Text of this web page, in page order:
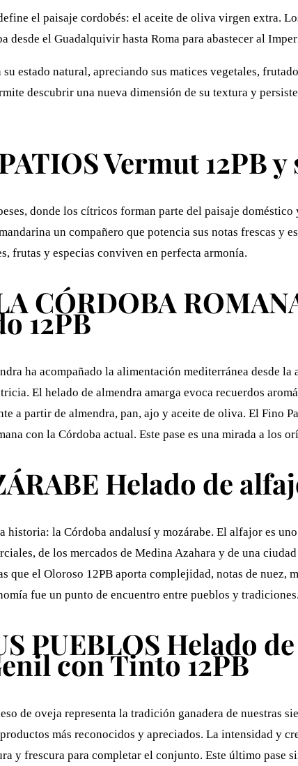
el paisaje cordobés: el aceite de oliva virgen extra.
desde el Guadalquivir hasta Roma para abastecer al
estado natural, apreciando sus matices vegetales,
descubrir una nueva dimensión de su textura y
Vermut 12PB
donde los cítricos forman parte del paisaje
un compañero que potencia sus notas frescas y
frutas y especias conviven en perfecta armonía.
CÓRDOBA
12PB
ha acompañado la alimentación mediterránea desde
El helado de almendra amarga evoca recuerdos
a partir de almendra, pan, ajo y aceite de oliva. El Fino
con la Córdoba actual. Este pase es una mirada a los
Helado de
historia: la Córdoba andalusí y mozárabe. El alfajor es
de los mercados de Medina Azahara y de una
que el Oloroso 12PB aporta complejidad, notas de nuez,
fue un punto de encuentro entre pueblos y tradiciones.
PUEBLOS Helado
con Tinto 12PB
de oveja representa la tradición ganadera de nuestras
más reconocidos y apreciados. La intensidad y
y frescura para completar el conjunto. Este último pase